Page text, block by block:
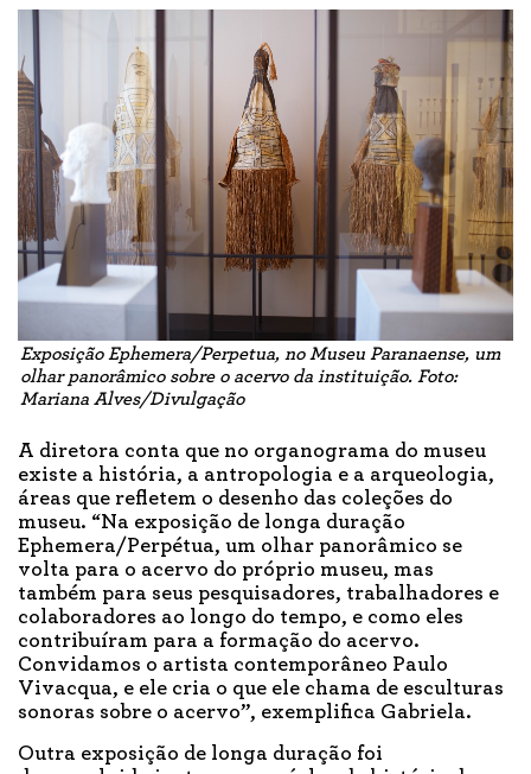
Exposição Ephemera/Perpetua, no Museu Paranaense, um
olhar panorâmico sobre o acervo da instituição. Foto:
Mariana Alves/Divulgação
A diretora conta que no organograma do museu
existe a história, a antropologia e a arqueologia,
áreas que refletem o desenho das coleções do
museu. “Na exposição de longa duração
Ephemera/Perpétua, um olhar panorâmico se
volta para o acervo do próprio museu, mas
também para seus pesquisadores, trabalhadores e
colaboradores ao longo do tempo, e como eles
contribuíram para a formação do acervo.
Convidamos o artista contemporâneo Paulo
Vivacqua, e ele cria o que ele chama de esculturas
sonoras sobre o acervo”, exemplifica Gabriela.
Outra exposição de longa duração foi